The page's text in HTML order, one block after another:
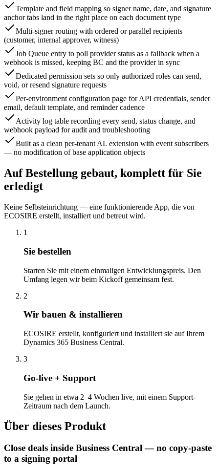
Template and field mapping so signer name, date, and signature
anchor tabs land in the right place on each document type
Multi-signer routing with ordered or parallel recipients
(customer, internal approver, witness)
Job Queue entry to poll provider status as a fallback when a
webhook is missed, keeping BC and the provider in sync
Dedicated permission sets so only authorized roles can send,
void, or resend signature requests
Per-environment configuration page for API credentials, sender
email, default template, and reminder cadence
Activity log table recording every send, status change, and
webhook payload for audit and troubleshooting
Built as a clean per-tenant AL extension with event subscribers
— no modification of base application objects
Auf Bestellung gebaut, komplett für Sie
erledigt
Keine Selbsteinrichtung — eine funktionierende App, die von
ECOSIRE erstellt, installiert und betreut wird.
1
Sie bestellen
Starten Sie mit einem einmaligen Entwicklungspreis. Den
Umfang legen wir beim Kickoff gemeinsam fest.
2
Wir bauen & installieren
ECOSIRE erstellt, konfiguriert und installiert sie auf Ihrem
Dynamics 365 Business Central.
3
Go-live + Support
Sie gehen in etwa 2–4 Wochen live, mit einem Support-
Zeitraum nach dem Launch.
Über dieses Produkt
Close deals inside Business Central — no copy-paste
to a signing portal